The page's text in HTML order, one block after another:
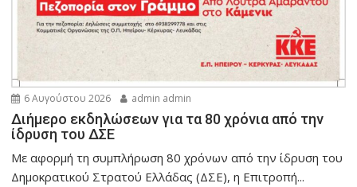
6 Αυγούστου 2026 admin admin
Διήμερο εκδηλώσεων για τα 80 χρόνια από την
ίδρυση του ΔΣΕ
Με αφορμή τη συμπλήρωση 80 χρόνων από την ίδρυση του
Δημοκρατικού Στρατού Ελλάδας (ΔΣΕ), η Επιτροπή...